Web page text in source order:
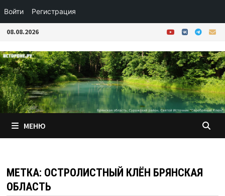
Войти Регистрация
Перейти
содержимому
08.08.2026
МЕНЮ
МЕТКА: ОСТРОЛИСТНЫЙ КЛЁН БРЯНСКАЯ
ОБЛАСТЬ